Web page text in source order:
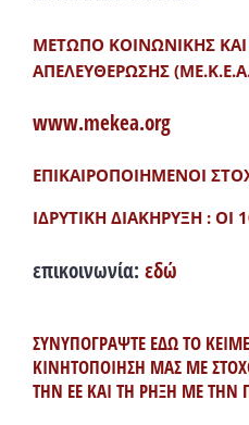
ΜΕΤΩΠΟ ΚΟΙΝΩΝΙΚΗΣ
ΑΠΕΛΕΥΘΕΡΩΣΗΣ
www.mekea.org
ΕΠΙΚΑΙΡΟΠΟΙΗΜΕΝΟΙ
ΙΔΡΥΤΙΚΗ ΔΙΑΚΗΡΥΞΗ : ΟΙ
επικοινωνία: εδώ
ΣΥΝΥΠΟΓΡΑΨΤΕ ΕΔΩ ΤΟ
ΚΙΝΗΤΟΠΟΙΗΣΗ ΜΑΣ ΜΕ
ΤΗΝ ΕΕ ΚΑΙ ΤΗ ΡΗΞΗ ΜΕ ΤΗΝ